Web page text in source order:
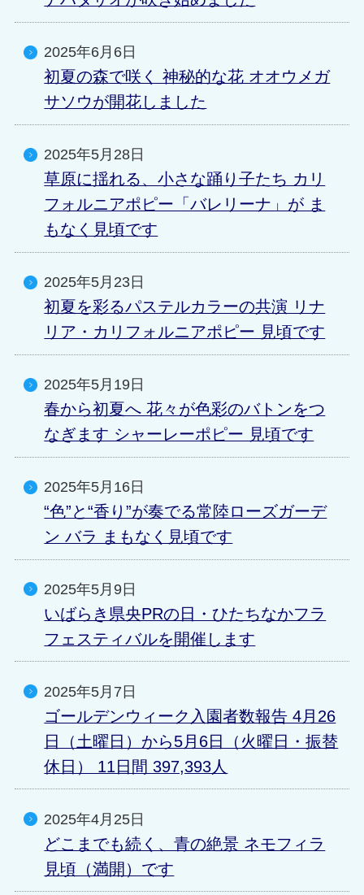
2025年6月6日
初夏の森で咲く 神秘的な花 オオウメガ
サソウが開花しました
2025年5月28日
草原に揺れる、小さな踊り子たち カリ
フォルニアポピー「バレリーナ」が ま
もなく見頃です
2025年5月23日
初夏を彩るパステルカラーの共演 リナ
リア・カリフォルニアポピー 見頃です
2025年5月19日
春から初夏へ 花々が色彩のバトンをつ
なぎます シャーレーポピー 見頃です
2025年5月16日
“色”と“香り”が奏でる常陸ローズガーデ
ン バラ まもなく見頃です
2025年5月9日
いばらき県央PRの日・ひたちなかフラ
フェスティバルを開催します
2025年5月7日
ゴールデンウィーク入園者数報告 4月26
日（土曜日）から5月6日（火曜日・振替
休日） 11日間 397,393人
2025年4月25日
どこまでも続く、青の絶景 ネモフィラ
見頃（満開）です